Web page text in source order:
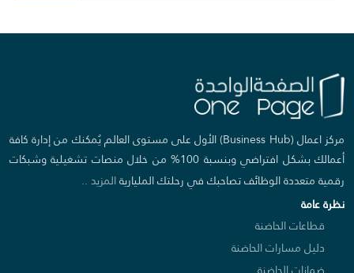
مركز اعمال (Business Hub) الأول على مستوى العالم يُمكنك من إدارة كافة
أعمالك بشكل افتراضي وبنسبة 100% من خلال منصات تشغيلية وشبكات
رقمية متعددة الوظائف تصاحبك في رحلتك الملياريةالمزيد ..
نظرة عامة
قطاعات الحاضنة
دليل مسارات الحاضنة